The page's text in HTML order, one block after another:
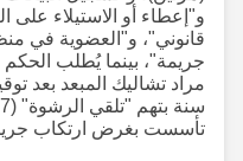
و"إعطاء أو الاستيلاء على
قانوني"، و"العضوية في
جريمة"، بينما يُطلب الحكم
تأسست بغرض ارتكاب